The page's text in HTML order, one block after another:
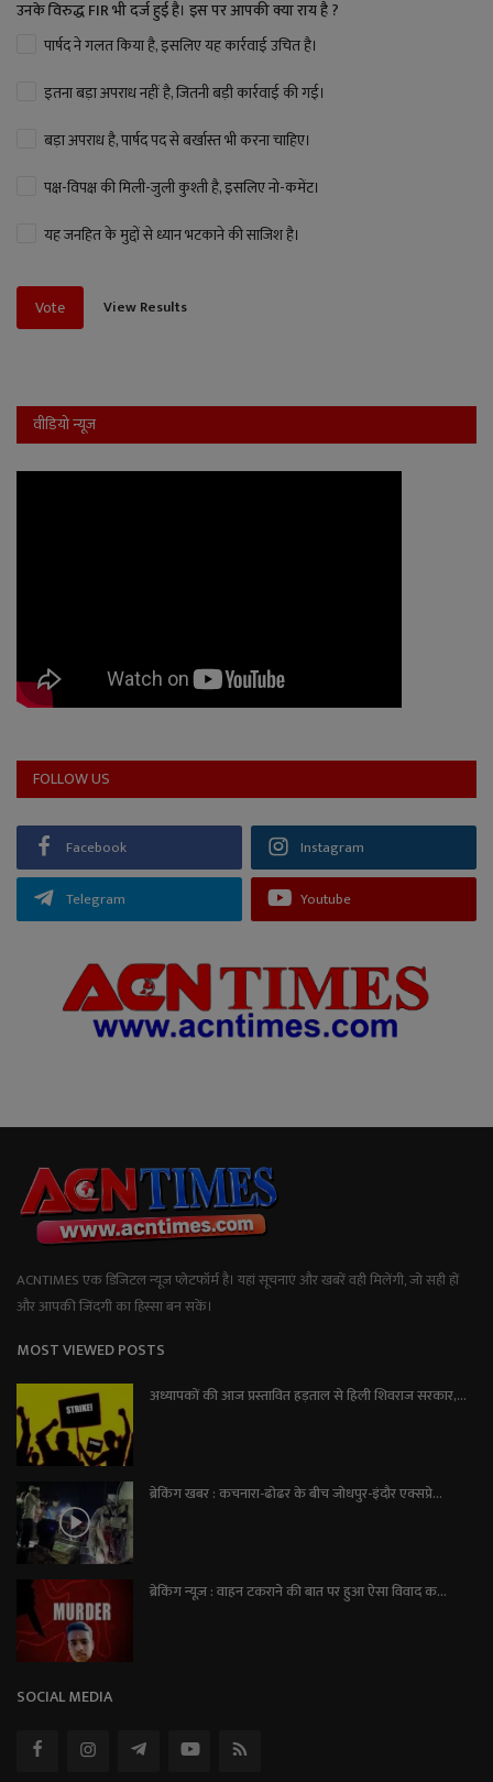
उनके विरुद्ध FIR भी दर्ज हुई है। इस पर आपकी क्या राय है ?
पार्षद ने गलत किया है, इसलिए यह कार्रवाई उचित है।
इतना बड़ा अपराध नहीं है, जितनी बड़ी कार्रवाई की गई।
बड़ा अपराध है, पार्षद पद से बर्खास्त भी करना चाहिए।
पक्ष-विपक्ष की मिली-जुली कुश्ती है, इसलिए नो-कमेंट।
यह जनहित के मुद्दों से ध्यान भटकाने की साजिश है।
Vote View Results
वीडियो न्यूज
FOLLOW US
Facebook Instagram
Telegram Youtube
ACNTIMES एक डिजिटल न्यूज प्लेटफॉर्म है। यहां सूचनाएं और खबरें वही मिलेंगी, जो सही हों
और आपकी जिंदगी का हिस्सा बन सकें।
MOST VIEWED POSTS
अध्यापकों की आज प्रस्तावित हड़ताल से हिली शिवराज सरकार,...
ब्रेकिंग खबर : कचनारा-ढोढर के बीच जोधपुर-इंदौर एक्सप्रे...
ब्रेकिंग न्यूज़ : वाहन टकराने की बात पर हुआ ऐसा विवाद क...
SOCIAL MEDIA